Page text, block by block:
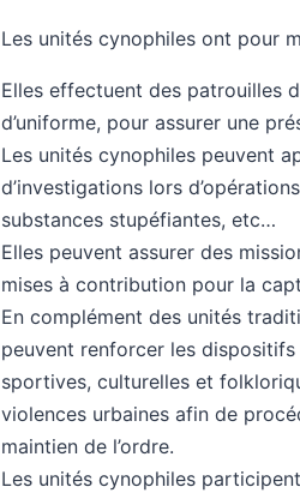
Les unités cynophiles ont pour
Elles effectuent des patrouilles
d’uniforme, pour assurer une
Les unités cynophiles peuvent
d’investigations lors
substances stupéfiantes, etc…
Elles peuvent assurer des
mises à contribution pour la
En complément des unités
peuvent renforcer les
sportives, culturelles et
violences urbaines afin de
maintien de l’ordre.
Les unités cynophiles